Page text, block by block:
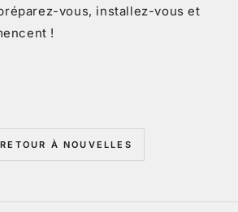
vous, installez-vous et
!
RETOUR À NOUVELLES